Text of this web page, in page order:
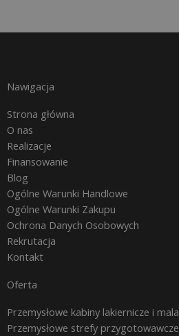
Nawigacja
Strona główna
O nas
Realizacje
Finansowanie
Blog
Ogólne Warunki Handlowe
Ogólne Warunki Zakupu
Ochrona Danych Osobowych
Rekrutacja
Kontakt
Oferta
Przemysłowe kabiny lakiernicze i
Przemysłowe strefy przygotowawcze